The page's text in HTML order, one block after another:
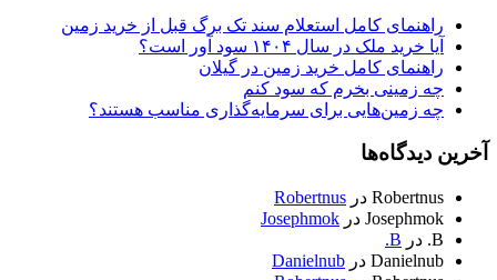
راهنمای کامل استعلام سند تک برگ قبل از خرید زمین
آیا خرید ملک در سال ۱۴۰۴ سود آور است؟
راهنمای کامل خرید زمین در گیلان
چه زمینی بخرم که سود کنم
چه زمین‌هایی برای سرمایه‌گذاری مناسب هستند؟
آخرین دیدگاه‌ها
Robertnus در Robertnus
Josephmok در Josephmok
B. در B.
Danielnub در Danielnub